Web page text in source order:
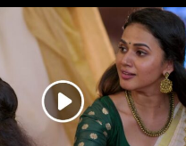
നടൻ ദിലീപ്
എത്തുന്ന പവി
ടേക്കർ.. വീഡിയോ